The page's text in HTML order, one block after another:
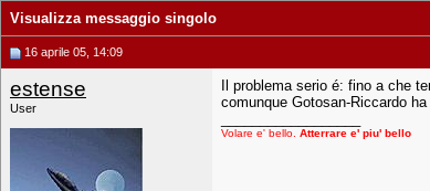
Visualizza messaggio singolo
16 aprile 05, 14:09
estense
User
Il problema serio é: fino a che
comunque Gotosan-Riccardo
Volare e' bello. Atterrare e' piu' bello